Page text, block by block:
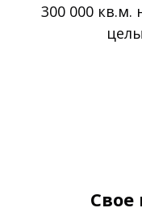
300 000 кв.м.
Свое